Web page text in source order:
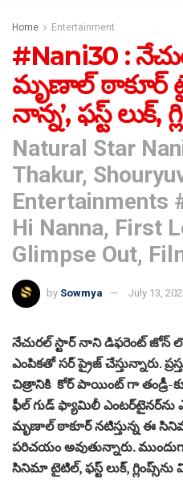
Home Entertainment
#Nani30 :
మృణాల్ ఠాకూర్
నాన్న’, ఫస్ట్ లుక్,
Natural Star
Thakur,
Entertainments
Hi Nanna, First
Glimpse Out,
by Sowmya July 13,
నేచురల్ స్టార్ నాని డిఫరెంట్ జోన్
ఎంపికతో సర్ ప్రైజ్ చేస్తున్నారు.
చిత్రానికి కోర్ పాయింట్‌ గా తండ్రీ-
ఫీల్ గుడ్ ఫ్యామిలీ ఎంటర్‌టైనర్‌ను
మృణాల్ ఠాకూర్ నటిస్తున్న ఈ
పరిచయం అవుతున్నారు.
సినిమా టైటిల్, ఫస్ట్ లుక్, గ్లింప్స్‌ను